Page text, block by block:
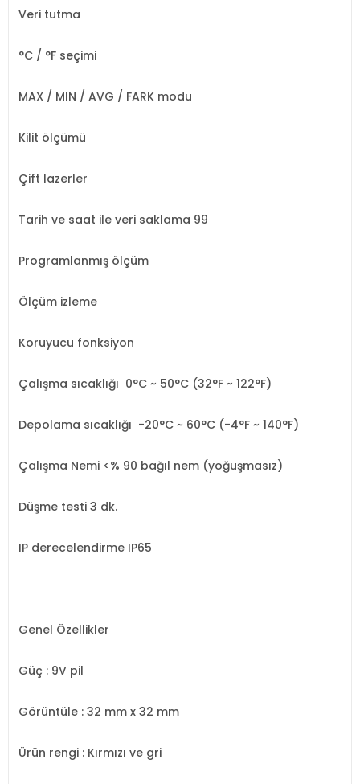
Veri tutma
°C / °F seçimi
MAX / MIN / AVG / FARK modu
Kilit ölçümü
Çift lazerler
Tarih ve saat ile veri saklama 99
Programlanmış ölçüm
Ölçüm izleme
Koruyucu fonksiyon
Çalışma sıcaklığı 0°C ~ 50°C (32°F ~ 122°F)
Depolama sıcaklığı -20°C ~ 60°C (-4°F ~ 140°F)
Çalışma Nemi <% 90 bağıl nem (yoğuşmasız)
Düşme testi 3 dk.
IP derecelendirme IP65
Genel Özellikler
Güç : 9V pil
Görüntüle : 32 mm x 32 mm
Ürün rengi : Kırmızı ve gri